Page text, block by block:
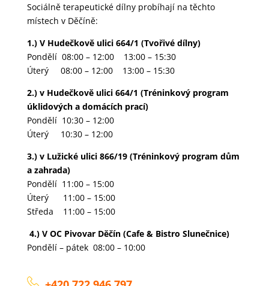
Sociálně terapeutické dílny probíhají na těchto
místech v Děčíně:
1.) V Hudečkově ulici 664/1 (Tvořivé dílny)
Pondělí 08:00 – 12:00 13:00 – 15:30
Úterý 08:00 – 12:00 13:00 – 15:30
2.) v Hudečkově ulici 664/1 (Tréninkový program
úklidových a domácích prací)
Pondělí 10:30 – 12:00
Úterý 10:30 – 12:00
3.) v Lužické ulici 866/19 (Tréninkový program dům
a zahrada)
Pondělí 11:00 – 15:00
Úterý 11:00 – 15:00
Středa 11:00 – 15:00
4.) V OC Pivovar Děčín (Cafe &Bistro Slunečnice)
Pondělí – pátek 08:00 – 10:00